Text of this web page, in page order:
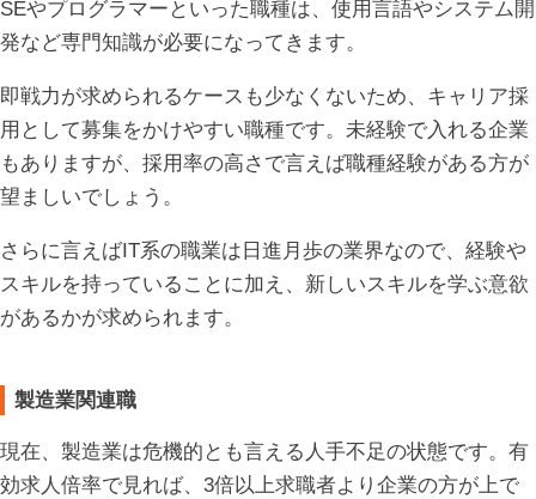
SEやプログラマーといった職種は、使用言語やシステム開
発など専門知識が必要になってきます。
即戦力が求められるケースも少なくないため、キャリア採
用として募集をかけやすい職種です。未経験で入れる企業
もありますが、採用率の高さで言えば職種経験がある方が
望ましいでしょう。
さらに言えばIT系の職業は日進月歩の業界なので、経験や
スキルを持っていることに加え、新しいスキルを学ぶ意欲
があるかが求められます。
製造業関連職
現在、製造業は危機的とも言える人手不足の状態です。有
効求人倍率で見れば、3倍以上求職者より企業の方が上で